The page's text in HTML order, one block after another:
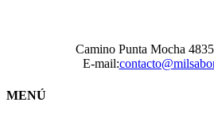
Camino Punta Mocha
E-mail:
MENÚ